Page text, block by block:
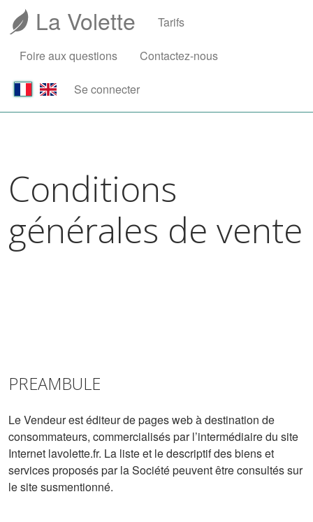
La Volette Tarifs
Foire aux questions Contactez-nous
Se connecter
Conditions
générales de vente
PREAMBULE
Le Vendeur est éditeur de pages web à destination de
consommateurs, commercialisés par l’intermédiaire du site
Internet lavolette.fr. La liste et le descriptif des biens et
services proposés par la Société peuvent être consultés sur
le site susmentionné.